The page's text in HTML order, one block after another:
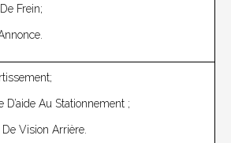
Frein;
D’aide Au Stationnement ;
Vision Arrière.